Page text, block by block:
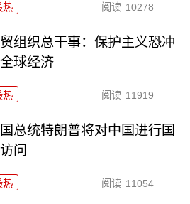
热 阅读 10278
组织总干事：保护主义恐冲
球经济
热 阅读 11919
总统特朗普将对中国进行国
问
热 阅读 11054